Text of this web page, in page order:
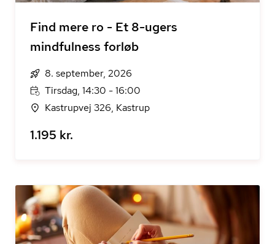
Find mere ro - Et 8-ugers
mindfulness forløb
8. september, 2026
Tirsdag, 14:30 - 16:00
Kastrupvej 326, Kastrup
1.195 kr.